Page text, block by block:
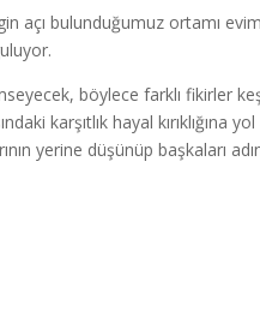
açı bulunduğumuz ortamı
böylece farklı fikirler
karşıtlık hayal kırıklığına
yerine düşünüp başkaları